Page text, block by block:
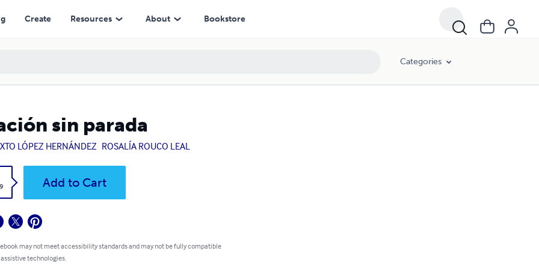
Create Resources About Bookstore
Categories
sin parada
LÓPEZ HERNÁNDEZ ROSALÍA ROUCO LEAL
Add to Cart
may not meet accessibility standards and may not be fully compatible
technologies.